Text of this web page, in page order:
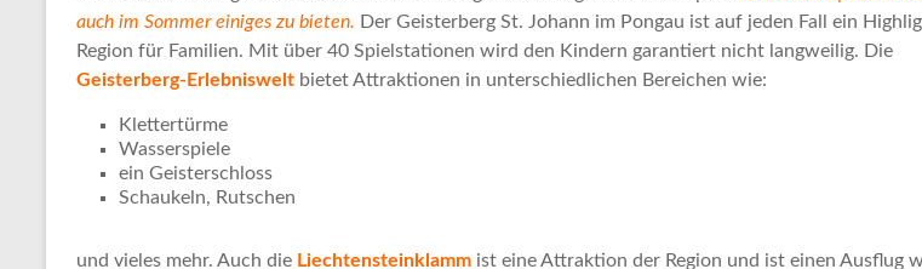
auch im Sommer einiges zu bieten. Der Geisterberg St. Johann im Pongau ist auf jeden Fall ein
Region für Familien. Mit über 40 Spielstationen wird den Kindern garantiert nicht langweilig. Die
Geisterberg-Erlebniswelt bietet Attraktionen in unterschiedlichen Bereichen wie:
Klettertürme
Wasserspiele
ein Geisterschloss
Schaukeln, Rutschen
und vieles mehr. Auch die Liechtensteinklamm ist eine Attraktion der Region und ist einen Ausflug